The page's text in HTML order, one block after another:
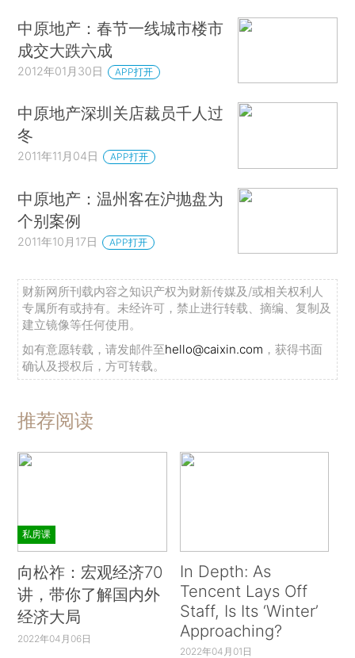
中原地产：春节一线城市楼市
成交大跌六成
2012年01月30日 APP打开
中原地产深圳关店裁员千人过
冬
2011年11月04日 APP打开
中原地产：温州客在沪抛盘为
个别案例
2011年10月17日 APP打开
财新网所刊载内容之知识产权为财新传媒及/或相关权利人
专属所有或持有。未经许可，禁止进行转载、摘编、复制及
建立镜像等任何使用。
如有意愿转载，请发邮件至hello@caixin.com ，获得书面
确认及授权后，方可转载。
推荐阅读
私房课
向松祚：宏观经济70
讲，带你了解国内外
经济大局
2022年04月06日
In Depth: As
Tencent Lays Off
Staff, Is Its ‘Winter’
Approaching?
2022年04月01日